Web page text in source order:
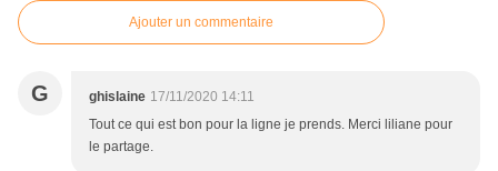
Ajouter un commentaire
G ghislaine 17/11/2020 14:11
Tout ce qui est bon pour la ligne je prends. Merci liliane pour
le partage.